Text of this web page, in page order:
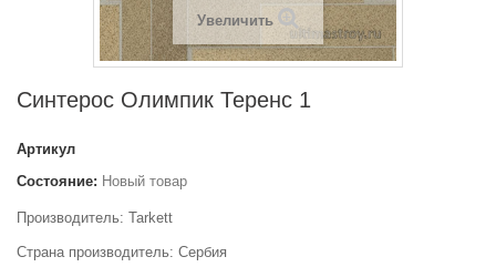
Увеличить
Синтерос Олимпик Теренс 1
Артикул
Состояние: Новый товар
Производитель: Tarkett
Страна производитель: Сербия